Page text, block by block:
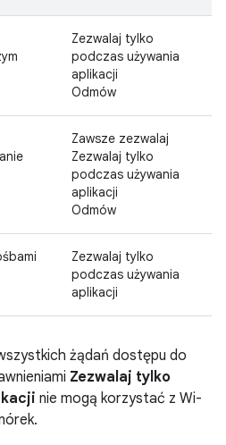
Zezwalaj tylko
podczas używania
aplikacji
Odmów
Zawsze zezwalaj
Zezwalaj tylko
podczas używania
aplikacji
Odmów
Zezwalaj tylko
podczas używania
aplikacji
żądań dostępu do
Zezwalaj tylko
nie mogą korzystać z Wi-